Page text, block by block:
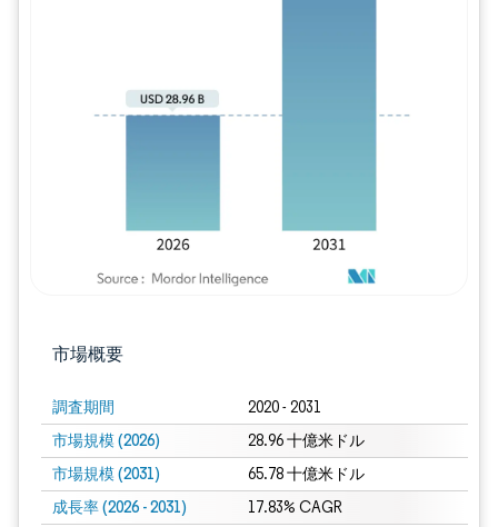
市場概要
調査期間 2020 - 2031
市場規模 (2026) 28.96 十億米ドル
市場規模 (2031) 65.78 十億米ドル
成長率 (2026 - 2031) 17.83% CAGR